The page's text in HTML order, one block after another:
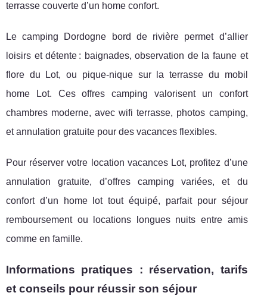
terrasse couverte d’un home confort.
Le camping Dordogne bord de rivière permet d’allier
loisirs et détente : baignades, observation de la faune et
flore du Lot, ou pique-nique sur la terrasse du mobil
home Lot. Ces offres camping valorisent un confort
chambres moderne, avec wifi terrasse, photos camping,
et annulation gratuite pour des vacances flexibles.
Pour réserver votre location vacances Lot, profitez d’une
annulation gratuite, d’offres camping variées, et du
confort d’un home lot tout équipé, parfait pour séjour
remboursement ou locations longues nuits entre amis
comme en famille.
Informations pratiques : réservation, tarifs
et conseils pour réussir son séjour